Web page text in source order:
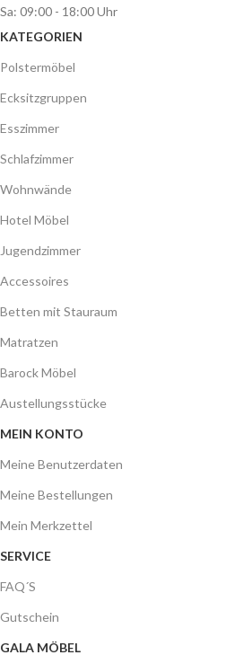
Sa: 09:00 - 18:00 Uhr
KATEGORIEN
Polstermöbel
Ecksitzgruppen
Esszimmer
Schlafzimmer
Wohnwände
Hotel Möbel
Jugendzimmer
Accessoires
Betten mit Stauraum
Matratzen
Barock Möbel
Austellungsstücke
MEIN KONTO
Meine Benutzerdaten
Meine Bestellungen
Mein Merkzettel
SERVICE
FAQ´S
Gutschein
GALA MÖBEL